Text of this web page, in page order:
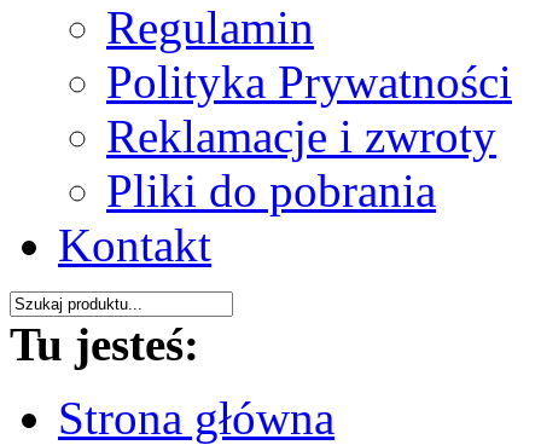
Regulamin
Polityka Prywatności
Reklamacje i zwroty
Pliki do pobrania
Kontakt
Tu jesteś:
Strona główna